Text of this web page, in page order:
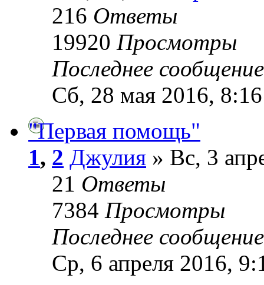
216 Ответы
19920 Просмотры
Последнее
Сб, 28 мая 2016, 8:16
"Первая помощь"
1, 2 Джулия » Вс, 3
21 Ответы
7384 Просмотры
Последнее
Ср, 6 апреля 2016,